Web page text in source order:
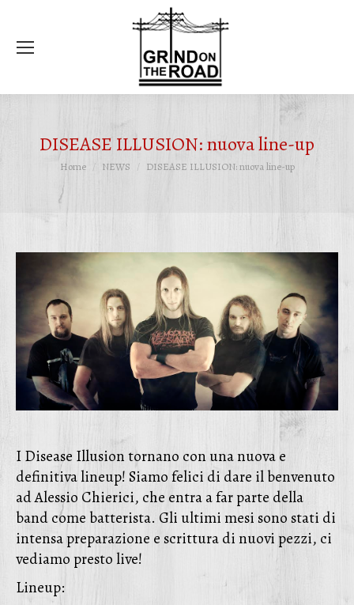
DISEASE ILLUSION: nuova line-up
Tu sei qui:
Home NEWS DISEASE ILLUSION: nuova line-up
I Disease Illusion tornano con una nuova e
definitiva lineup! Siamo felici di dare il benvenuto
ad Alessio Chierici, che entra a far parte della
band come batterista. Gli ultimi mesi sono stati di
intensa preparazione e scrittura di nuovi pezzi, ci
vediamo presto live!
Lineup: